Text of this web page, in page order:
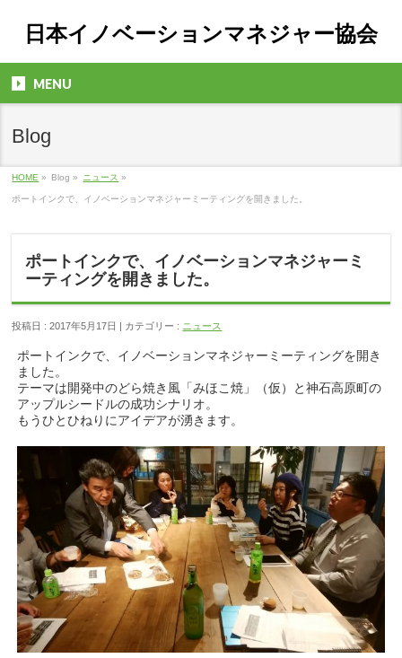
日本イノベーションマネジャー協会
MENU
Blog
HOME » Blog » ニュース »
ポートインクで、イノベーションマネジャーミーティングを開きました。
ポートインクで、イノベーションマネジャーミ
ーティングを開きました。
投稿日 : 2017年5月17日 | カテゴリー : ニュース
ポートインクで、イノベーションマネジャーミーティングを開き
ました。
テーマは開発中のどら焼き風「みほこ焼」（仮）と神石高原町の
アップルシードルの成功シナリオ。
もうひとひねりにアイデアが湧きます。